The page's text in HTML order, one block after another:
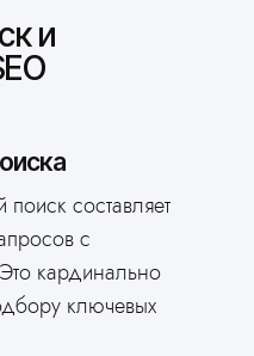
и
составляет
с
кардинально
ключевых